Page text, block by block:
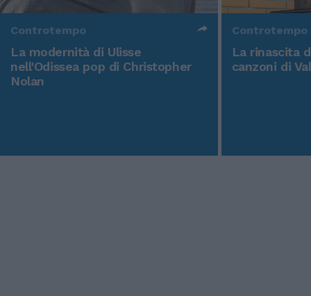
Controtempo
La modernità di Ulisse
nell'Odissea pop di Christopher
Nolan
Controtempo
La rinascita
canzoni di